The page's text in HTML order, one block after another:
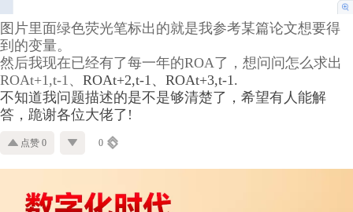
图片里面绿色荧光笔标出的就是我参考某篇论文想要得
到的变量。
然后我现在已经有了每一年的ROA了，想问问怎么求出
ROAt+1,t-1、 ROAt+2,t-1、ROAt+3,t-1.
不知道我问题描述的是不是够清楚了，希望有人能解
答，跪谢各位大佬了!
点赞 0 0